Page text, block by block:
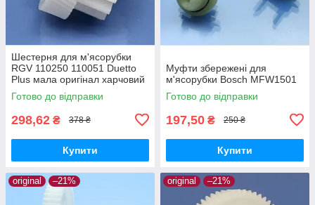
Шестерня для м'ясорубки
RGV 110250 110051 Duetto
Plus мала оригінал харчовий
пластик
Готово до відправки
298,62 ₴ 378 ₴
Купити
Муфти збережені для
м'ясорубки Bosch MFW1501
Готово до відправки
197,50 ₴ 250 ₴
Купити
original –21% original –21%